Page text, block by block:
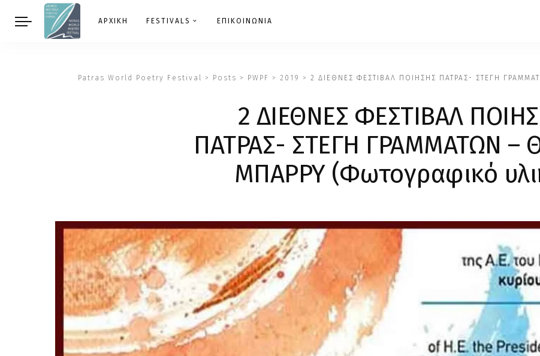
ΑΡΧΙΚΗ FESTIVALS ΕΠΙΚΟΙΝΩΝΙΑ
Patras World Poetry Festival > Posts > PWPF > 2019 > 2 ΔΙΕΘΝΕΣ ΦΕΣΤΙΒΑΛ ΠΟΙΗΣΗΣ ΠΑΤΡΑΣ- ΣΤΕΓΗ
2 ΔΙΕΘΝΕΣ ΦΕΣΤΙΒΑΛ
ΠΑΤΡΑΣ- ΣΤΕΓΗ ΓΡΑΜΜΑΤΩΝ –
ΜΠΑΡΡΥ (Φωτογραφικό